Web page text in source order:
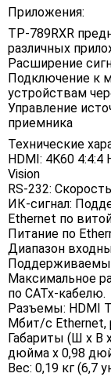
Приложения:
TP-789RXR
различных
Расширение
Подключение к
устройствам
Управление
приемника
Технические
HDMI: 4K60 4:4:4
Vision
RS-232:
ИК-сигнал:
Ethernet по
Питание по
Диапазон
Максимальное
по CATx-кабелю.
Разъемы: HDMI
Мбит/с Ethernet,
Габариты (Ш х В
дюйма х 0,98
Вес: 0,19 кг (6,7